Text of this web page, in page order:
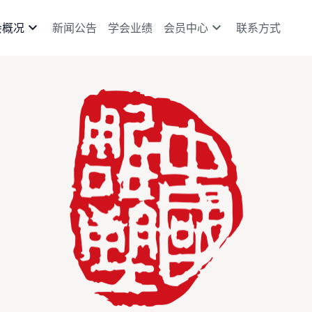
况 expand_more 新闻公告 学会业绩 会员中心 expand_more 联系方式